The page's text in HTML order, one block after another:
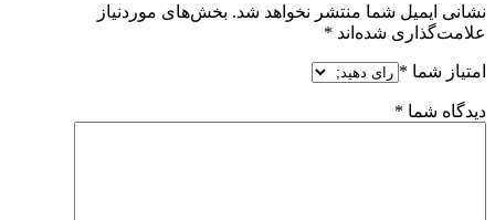
نشانی ایمیل شما منتشر نخواهد شد. بخش‌های موردنیاز
علامت‌گذاری شده‌اند *
امتیاز شما *
دیدگاه شما *